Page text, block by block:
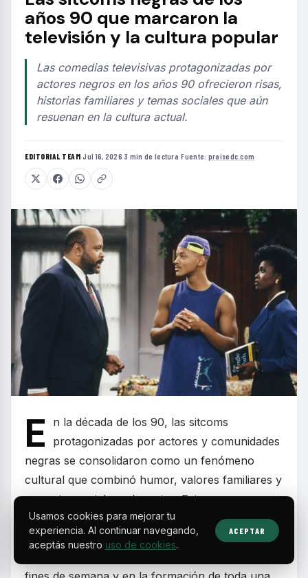
años 90 que marcaron la
televisión y la cultura popular
Las comedias televisivas protagonizadas por
actores negros en los años 90 ofrecieron risas,
historias familiares y temas sociales que aún
resuenan en la cultura actual.
EDITORIAL TEAM·Jul 16, 2026·3 min de lectura·Fuente: praisedc.com
E
n la década de los 90, las sitcoms
protagonizadas por actores y comunidades
negras se consolidaron como un fenómeno
cultural que combinó humor, valores familiares y
mensajes sociales relevantes. Estos programas
dejaron huella por retratar realidades cotidianas
con carisma y autenticidad, convirtiéndose en
Usamos cookies para mejorar tu
experiencia. Al continuar navegando,
aceptás nuestro uso de cookies.
ACEPTAR